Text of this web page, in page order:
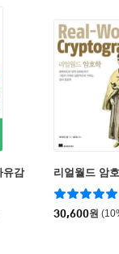
유감 리얼월드 암
30,600원